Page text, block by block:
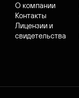
О компании
Контакты
Лицензии и
свидетельства